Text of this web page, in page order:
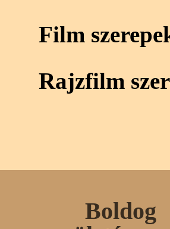
Film
Rajzfilm
Boldog